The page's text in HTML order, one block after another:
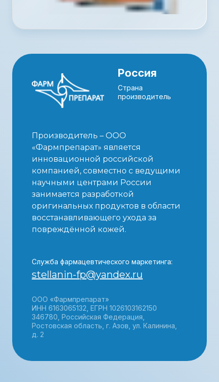
Россия
Страна
производитель
Производитель – ООО
«Фармпрепарат» является
инновационной российской
компанией, совместно с ведущими
научными центрами России
занимается разработкой
оригинальных продуктов в области
восстанавливающего ухода за
повреждённой кожей.
Служба фармацевтического маркетинга:
stellanin-fp@yandex.ru
ООО «Фармпрепарат»
ИНН 6163065132, ЕГРН 1026103162150
346780, Российская Федерация,
Ростовская область, г. Азов, ул. Калинина,
д. 2